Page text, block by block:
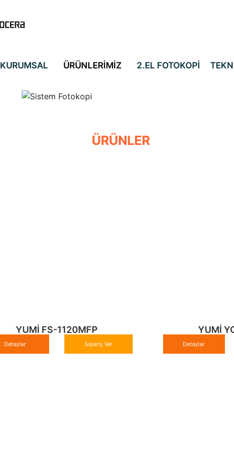
KURUMSAL ÜRÜNLERİMİZ 2.EL FOTOKOPİ
ÜRÜNLER
YUMİ FS-1120MFP
Detaylar Sipariş Ver
YUMİ
Detaylar